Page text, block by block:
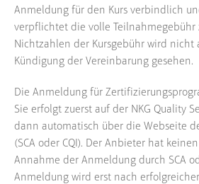
Anmeldung für den Kurs verbindlich
verpflichtet die volle Teilnahmegebühr
Nichtzahlen der Kursgebühr wird nicht
Kündigung der Vereinbarung gesehen.
Die Anmeldung für
Sie erfolgt zuerst auf der NKG Quality
dann automatisch über die Webseite
(SCA oder CQI). Der Anbieter hat
Annahme der Anmeldung durch SCA
Anmeldung wird erst nach